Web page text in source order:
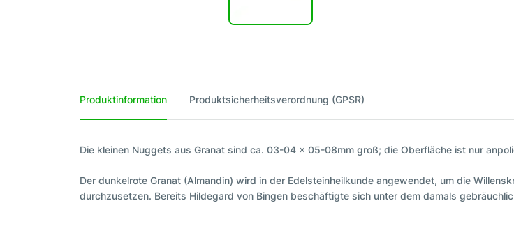
Produktinformation Produktsicherheitsverordnung (GPSR)
Die kleinen Nuggets aus Granat sind ca. 03-04 x 05-08mm groß; die Oberfläche ist nur
Der dunkelrote Granat (Almandin) wird in der Edelsteinheilkunde angewendet, um die
durchzusetzen. Bereits Hildegard von Bingen beschäftigte sich unter dem damals